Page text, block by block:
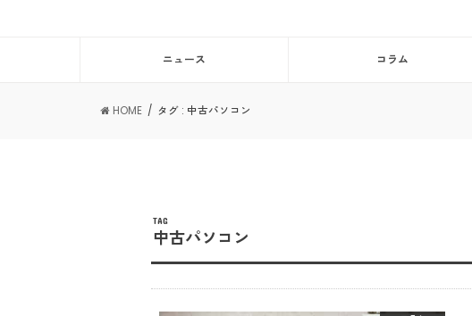
ニュース コラム
HOME タグ : 中古パソコン
TAG
中古パソコン